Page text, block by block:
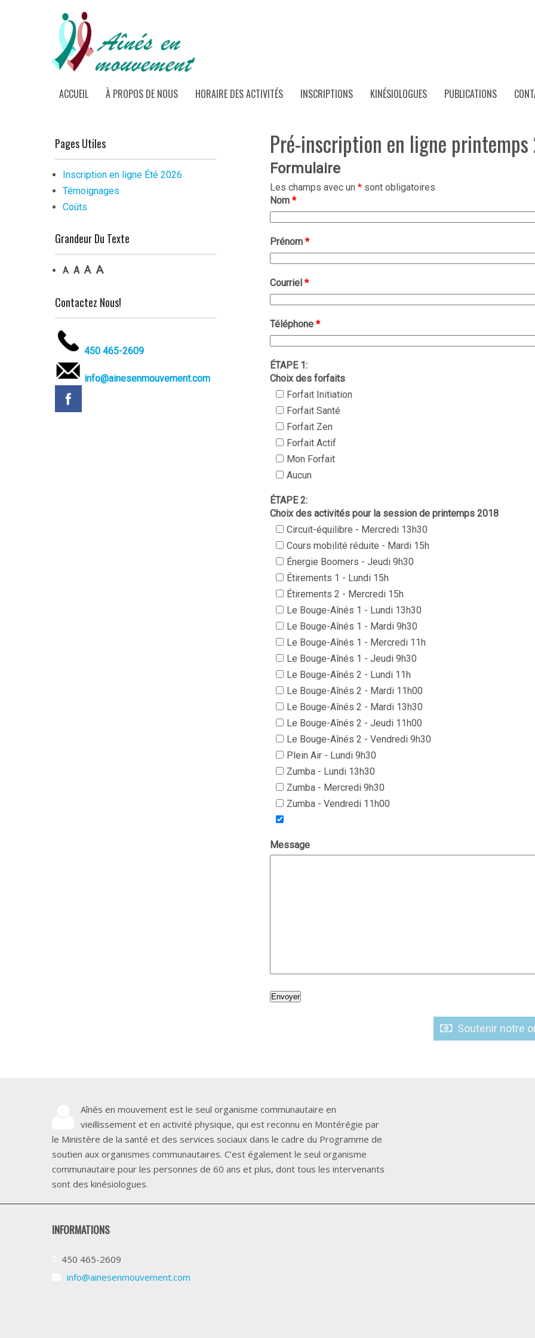
ACCUEIL À PROPOS DE NOUS HORAIRE DES ACTIVITÉS INSCRIPTIONS KINÉSIOLOGUES PUBLICATIONS
Pré-inscription en ligne printemps
Formulaire
Les champs avec un * sont obligatoires
Nom *
Prénom *
Courriel *
Téléphone *
ÉTAPE 1:
Choix des forfaits
Forfait Initiation
Forfait Santé
Forfait Zen
Forfait Actif
Mon Forfait
Aucun
ÉTAPE 2:
Choix des activités pour la session de printemps 2018
Circuit-équilibre - Mercredi 13h30
Cours mobilité réduite - Mardi 15h
Énergie Boomers - Jeudi 9h30
Étirements 1 - Lundi 15h
Étirements 2 - Mercredi 15h
Le Bouge-Aînés 1 - Lundi 13h30
Le Bouge-Aînés 1 - Mardi 9h30
Le Bouge-Aînés 1 - Mercredi 11h
Le Bouge-Aînés 1 - Jeudi 9h30
Le Bouge-Aînés 2 - Lundi 11h
Le Bouge-Aînés 2 - Mardi 11h00
Le Bouge-Aînés 2 - Mardi 13h30
Le Bouge-Aînés 2 - Jeudi 11h00
Le Bouge-Aînés 2 - Vendredi 9h30
Plein Air - Lundi 9h30
Zumba - Lundi 13h30
Zumba - Mercredi 9h30
Zumba - Vendredi 11h00
Message
Soutenir notre
Pages Utiles
Inscription en ligne Été 2026
Témoignages
Coûts
Grandeur Du Texte
A A A A
Contactez Nous!
450 465-2609
info@ainesenmouvement.com
Aînés en mouvement est le seul organisme communautaire en
vieillissement et en activité physique, qui est reconnu en Montérégie par
le Ministère de la santé et des services sociaux dans le cadre du Programme de
soutien aux organismes communautaires. C’est également le seul organisme
communautaire pour les personnes de 60 ans et plus, dont tous les intervenants
sont des kinésiologues.
INFORMATIONS
450 465-2609
info@ainesenmouvement.com